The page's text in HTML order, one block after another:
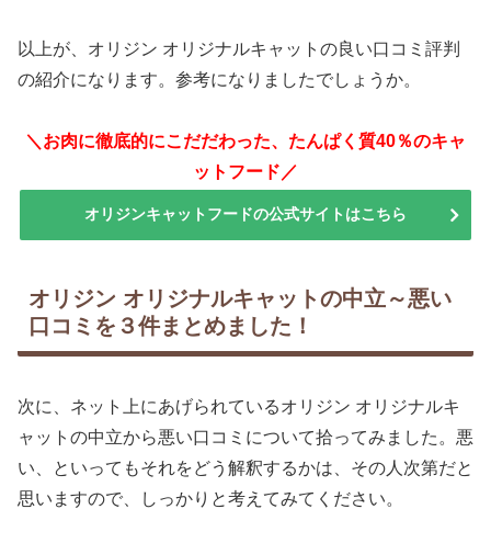
以上が、オリジン オリジナルキャットの良い口コミ評判
の紹介になります。参考になりましたでしょうか。
＼お肉に徹底的にこだだわった、たんぱく質40％のキャ
ットフード／
オリジンキャットフードの公式サイトはこちら
オリジン オリジナルキャットの中立～悪い
口コミを３件まとめました！
次に、ネット上にあげられているオリジン オリジナルキ
ャットの中立から悪い口コミについて拾ってみました。悪
い、といってもそれをどう解釈するかは、その人次第だと
思いますので、しっかりと考えてみてください。